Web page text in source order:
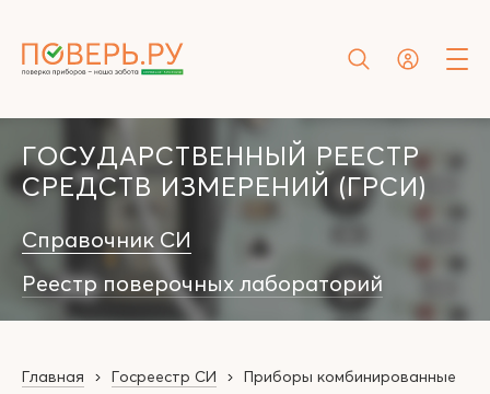
ГОСУДАРСТВЕННЫЙ РЕЕСТР
СРЕДСТВ ИЗМЕРЕНИЙ (ГРСИ)
Справочник СИ
Реестр поверочных лабораторий
Главная Госреестр СИ
Приборы комбинированные